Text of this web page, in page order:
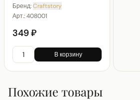
Бренд:Craftstory
Арт.:408001
349 ₽
В корзину
Похожие товары